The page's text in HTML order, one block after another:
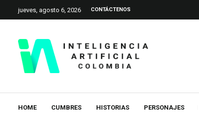
jueves, agosto 6, 2026 CONTÁCTENOS
HOME CUMBRES HISTORIAS PERSONAJES